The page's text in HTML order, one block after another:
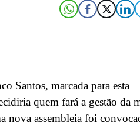
Santos, marcada para esta
quem fará a gestão da
nova assembleia foi